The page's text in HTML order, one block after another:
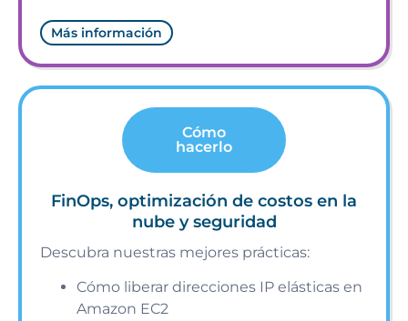
Más información
Cómo
hacerlo
FinOps, optimización de costos en la
nube y seguridad
Descubra nuestras mejores prácticas:
Cómo liberar direcciones IP elásticas en
Amazon EC2